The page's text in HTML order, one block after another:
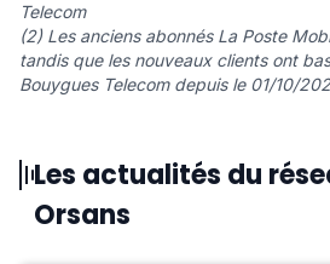
Telecom
(2) Les anciens abonnés La Poste
tandis que les nouveaux clients ont
Bouygues Telecom depuis le 01/10/
Les actualités du
Orsans